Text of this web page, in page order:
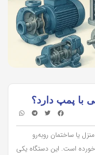
با پمپ دارد؟
یا ساختمان روبه‌رو
خورده است. این دستگاه یکی